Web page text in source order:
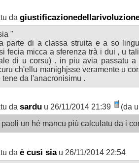
da
"
parte di a classa struita e a so
fecia micca a sferenza trà i dui , u
di u corsu) . in piu avia passatu
ch'ellu manighjsse veramente u
tene da l'anacronisimu .
da sardu u 26/11/2014 21:39
(da
un hé mancu pìù calculatu da i
da è cusì sia u 26/11/2014 22:54